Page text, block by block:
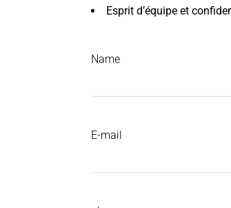
Esprit d’équipe et
Name
E-mail